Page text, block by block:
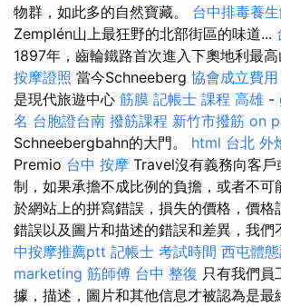
物群，如此多的自然寶藏。 台中排毒養
Zemplén山上最狂野的北部街區的味道...
1897年，齒輪鐵路首次進入下奧地利最高
按摩證照 當今Schneeberg 協會成立費用
是現代旅遊中心 筋膜 記帳士 課程 高雄 -
名 台胞證台南 撥筋課程 新竹市撥筋 on
Schneebergbahn的大門。 html 台北 外
Premio 台中 按摩 Travel沒有義務向客戶
制，如果承擔不成比例的負擔，或者不可
於網站上的拼寫錯誤，損失的價格，價格
錯誤以及圖片和描述的錯誤和差異，我們
中按摩推薦ptt 記帳士 考試時間 西屯體
marketing 筋師傅 台中 整復 只有我們員
據，描述，圖片和其他信息才被認為是最